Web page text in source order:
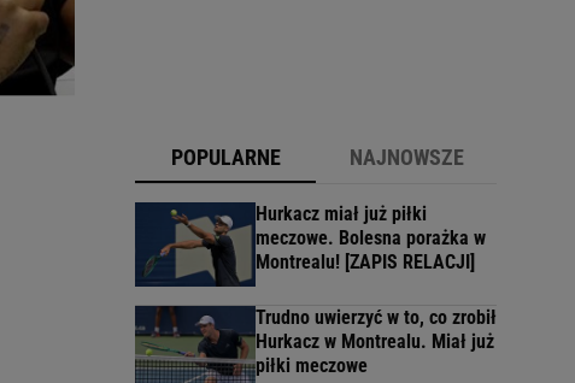
POPULARNE NAJNOWSZE
Hurkacz miał już piłki
meczowe. Bolesna porażka w
Montrealu! [ZAPIS RELACJI]
Trudno uwierzyć w to, co zrobił
Hurkacz w Montrealu. Miał już
piłki meczowe